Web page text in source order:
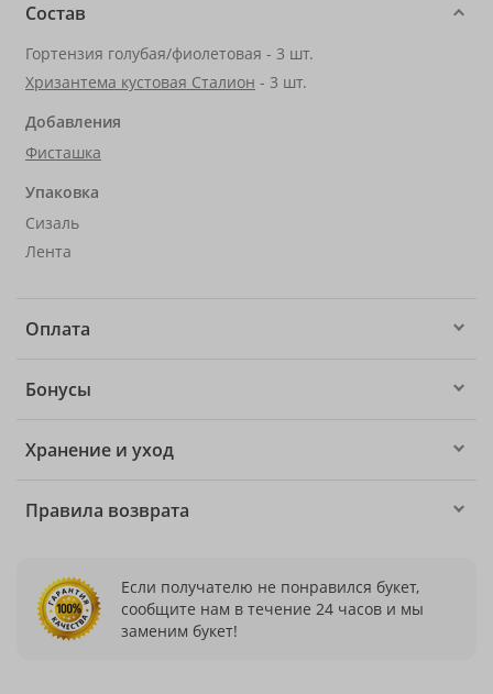
Состав
Гортензия голубая/фиолетовая - 3 шт.
Хризантема кустовая Сталион - 3 шт.
Добавления
Фисташка
Упаковка
Сизаль
Лента
Оплата
Бонусы
Хранение и уход
Правила возврата
Если получателю не понравился букет,
сообщите нам в течение 24 часов и мы
заменим букет!